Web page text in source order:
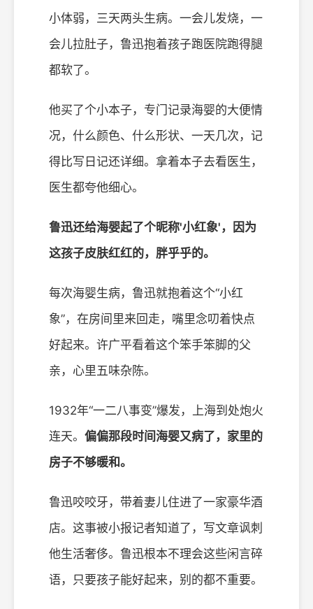
小体弱，三天两头生病。一会儿发烧，一
会儿拉肚子，鲁迅抱着孩子跑医院跑得腿
都软了。
他买了个小本子，专门记录海婴的大便情
况，什么颜色、什么形状、一天几次，记
得比写日记还详细。拿着本子去看医生，
医生都夸他细心。
鲁迅还给海婴起了个昵称'小红象'，因为
这孩子皮肤红红的，胖乎乎的。
每次海婴生病，鲁迅就抱着这个“小红
象”，在房间里来回走，嘴里念叨着快点
好起来。许广平看着这个笨手笨脚的父
亲，心里五味杂陈。
1932年“一二八事变”爆发，上海到处炮火
连天。 偏偏那段时间海婴又病了，家里的
房子不够暖和。
鲁迅咬咬牙，带着妻儿住进了一家豪华酒
店。这事被小报记者知道了，写文章讽刺
他生活奢侈。鲁迅根本不理会这些闲言碎
语，只要孩子能好起来，别的都不重要。